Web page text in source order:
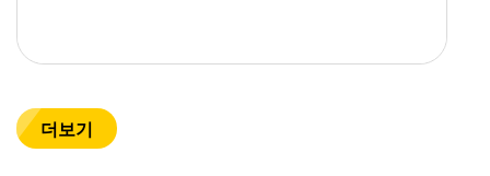
더보기